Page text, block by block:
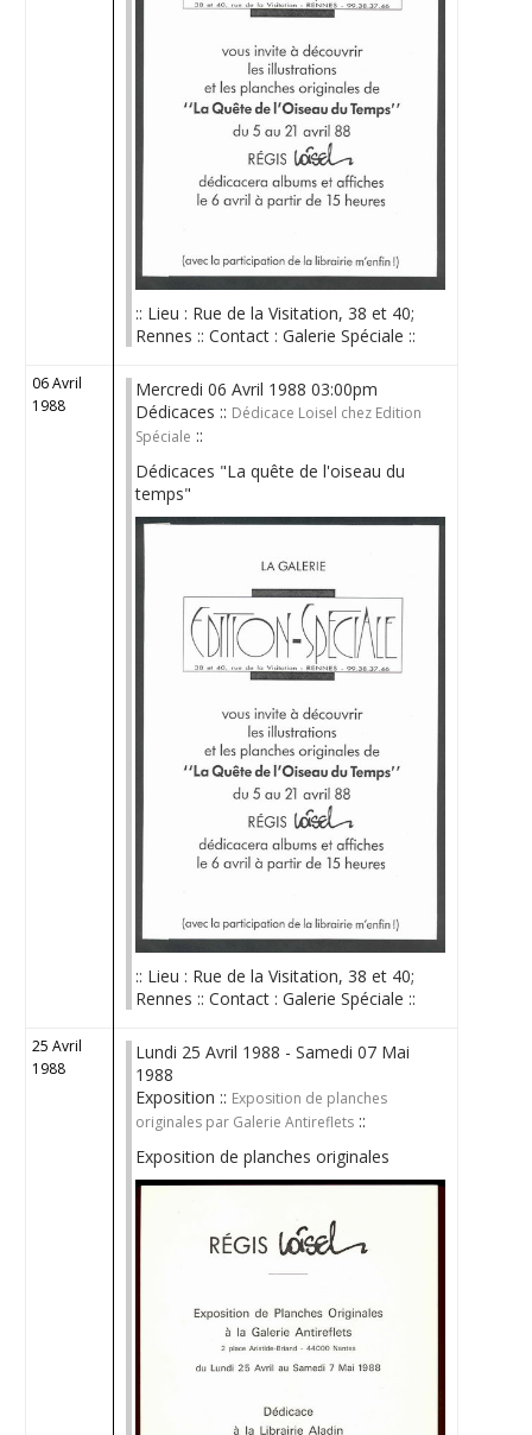
:: Lieu : Rue de la Visitation, 38 et 40;
Rennes :: Contact : Galerie Spéciale ::
06 Avril
1988
Mercredi 06 Avril 1988 03:00pm
Dédicaces :: Dédicace Loisel chez Edition
Spéciale ::
Dédicaces "La quête de l'oiseau du
temps"
:: Lieu : Rue de la Visitation, 38 et 40;
Rennes :: Contact : Galerie Spéciale ::
25 Avril
1988
Lundi 25 Avril 1988 - Samedi 07 Mai
1988
Exposition :: Exposition de planches
originales par Galerie Antireflets ::
Exposition de planches originales